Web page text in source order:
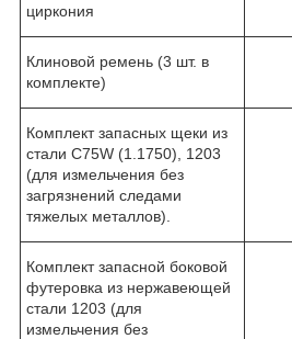
циркония
Клиновой ремень (3 шт. в
комплекте)
Комплект запасных щеки из
стали C75W (1.1750), 1203
(для измельчения без
загрязнений следами
тяжелых металлов).
Комплект запасной боковой
футеровка из нержавеющей
стали 1203 (для
измельчения без